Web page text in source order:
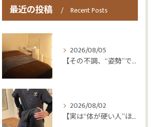
最近の投稿 Recent Posts
2026/08/05
【その不調、“姿勢”ではなく“呼吸”かもしれません😮‍💨】
2026/08/02
【実は“体が硬い人”ほど疲れやすい😳】